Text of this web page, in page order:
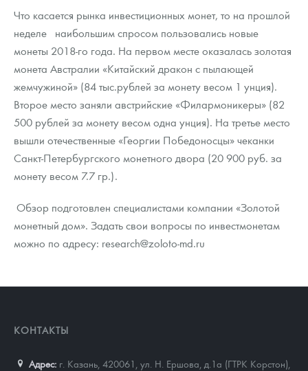
Что касается рынка инвестиционных монет, то на прошлой
неделе наибольшим спросом пользовались новые
монеты 2018-го года. На первом месте оказалась золотая
монета Австралии «Китайский дракон с пылающей
жемчужиной» (84 тыс.рублей за монету весом 1 унция).
Второе место заняли австрийские «Филармоникеры» (82
500 рублей за монету весом одна унция). На третье место
вышли отечественные «Георгии Победоносцы» чеканки
Санкт-Петербургского монетного двора (20 900 руб. за
монету весом 7.7 гр.).
Обзор подготовлен специалистами компании «Золотой
монетный дом». Задать свои вопросы по инвестмонетам
можно по адресу: research@zoloto-md.ru
КОНТАКТЫ
Адрес: г. Казань, 420061 ул. Н. Ершова, д.1а (ГТРК Корстон),